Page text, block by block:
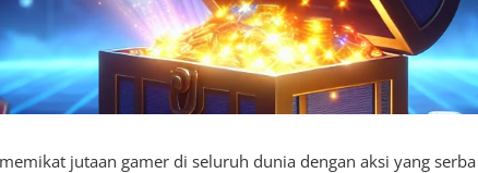
jutaan gamer di seluruh dunia dengan aksi yang